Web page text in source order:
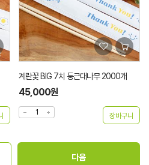
계란꽃 BIG 7치 둥근대나무 2000개
45,000원